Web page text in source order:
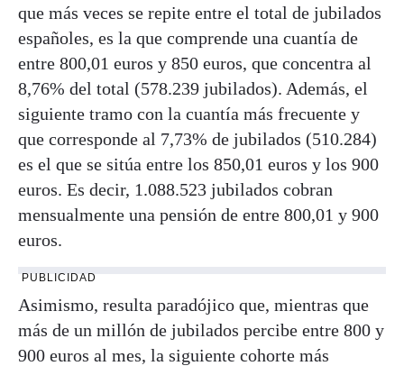
que más veces se repite entre el total de jubilados
españoles, es la que comprende una cuantía de
entre 800,01 euros y 850 euros, que concentra al
8,76% del total (578.239 jubilados). Además, el
siguiente tramo con la cuantía más frecuente y
que corresponde al 7,73% de jubilados (510.284)
es el que se sitúa entre los 850,01 euros y los 900
euros. Es decir, 1.088.523 jubilados cobran
mensualmente una pensión de entre 800,01 y 900
euros.
PUBLICIDAD
Asimismo, resulta paradójico que, mientras que
más de un millón de jubilados percibe entre 800 y
900 euros al mes, la siguiente cohorte más